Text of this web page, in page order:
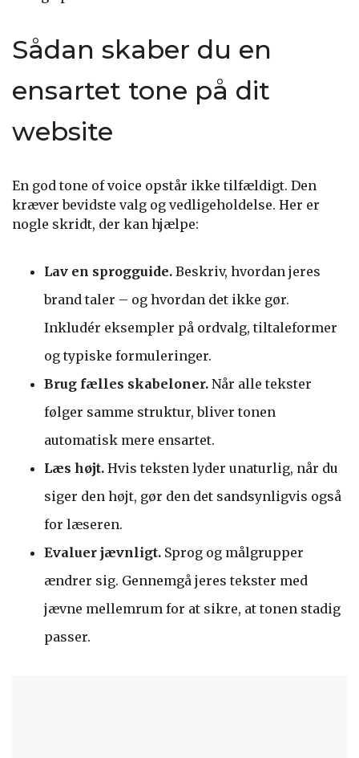
Sådan skaber du en
ensartet tone på dit
website
En god tone of voice opstår ikke tilfældigt. Den
kræver bevidste valg og vedligeholdelse. Her er
nogle skridt, der kan hjælpe:
Lav en sprogguide. Beskriv, hvordan jeres
brand taler – og hvordan det ikke gør.
Inkludér eksempler på ordvalg, tiltaleformer
og typiske formuleringer.
Brug fælles skabeloner. Når alle tekster
følger samme struktur, bliver tonen
automatisk mere ensartet.
Læs højt. Hvis teksten lyder unaturlig, når du
siger den højt, gør den det sandsynligvis også
for læseren.
Evaluer jævnligt. Sprog og målgrupper
ændrer sig. Gennemgå jeres tekster med
jævne mellemrum for at sikre, at tonen stadig
passer.